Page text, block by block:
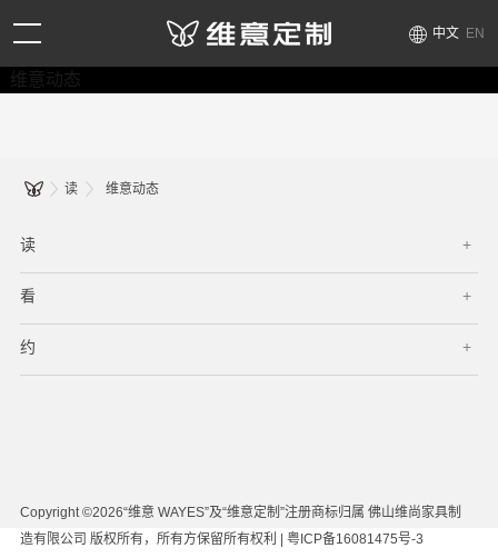
中文 EN
维意动态
读 维意动态
读
看
约
Copyright ©2026“维意 WAYES”及“维意定制”注册商标归属 佛山维尚家具制
造有限公司 版权所有，所有方保留所有权利 | 粤ICP备16081475号-3